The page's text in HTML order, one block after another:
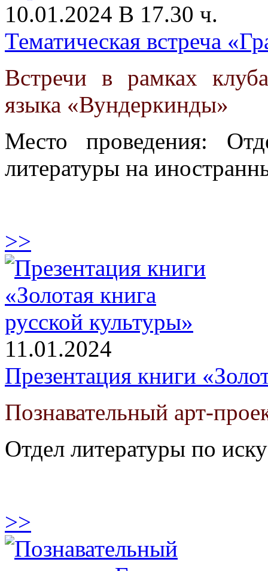
10.01.2024 В 17.30 ч.
Тематическая встреча
Встречи в рамках
языка «Вундеркинды»
Место проведения:
литературы на
>>
11.01.2024
Презентация книги
Познавательный арт-
Отдел литературы по
>>